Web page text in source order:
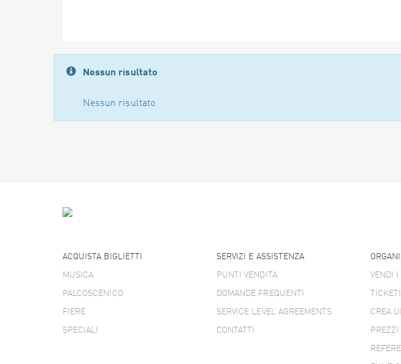
Nessun risultato
Nessun risultato
ACQUISTA BIGLIETTI
MUSICA
PALCOSCENICO
FIERE
SPECIALI
SERVIZI E ASSISTENZA
PUNTI VENDITA
DOMANDE FREQUENTI
SERVICE LEVEL AGREEMENTS
CONTATTI
VENDI
CREA
PREZZI